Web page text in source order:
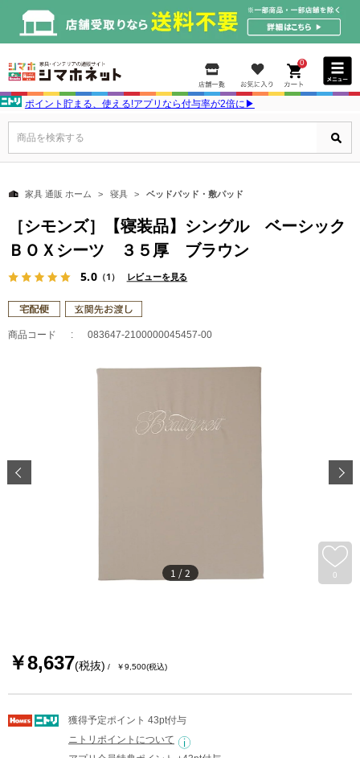
0
ポイント貯まる、使える!アプリなら付与率が2倍に▶
商品を検索する
家具 通販 ホーム 寝具 ベッドパッド・敷パッド
［シモンズ］【寝装品】シングル ベーシック
ＢＯＸシーツ ３５厚 ブラウン
5.0（1） レビューを見る
商品コード 083647-2100000045457-00
0
1 /2
￥8,637(税抜) ￥9,500(税込)
獲得予定ポイント 43pt付与
ニトリポイントについて